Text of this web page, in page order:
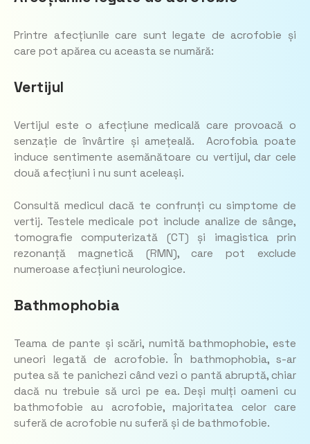
Printre afecțiunile care sunt legate de acrofobie și
care pot apărea cu aceasta se numără:
Vertijul
Vertijul este o afecțiune medicală care provoacă o
senzație de învârtire și amețeală. Acrofobia poate
induce sentimente asemănătoare cu vertijul, dar cele
două afecțiuni i nu sunt aceleași.
Consultă medicul dacă te confrunți cu simptome de
vertij. Testele medicale pot include analize de sânge,
tomografie computerizată (CT) și imagistica prin
rezonanță magnetică (RMN), care pot exclude
numeroase afecțiuni neurologice.
Bathmophobia
Teama de pante și scări, numită bathmophobie, este
uneori legată de acrofobie. În bathmophobia, s-ar
putea să te panichezi când vezi o pantă abruptă, chiar
dacă nu trebuie să urci pe ea. Deși mulți oameni cu
bathmofobie au acrofobie, majoritatea celor care
suferă de acrofobie nu suferă și de bathmofobie.